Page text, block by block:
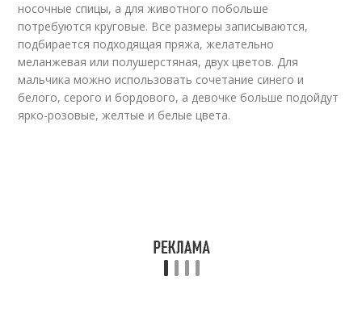
носочные спицы, а для животного побольше
потребуются круговые. Все размеры записываются,
подбирается подходящая пряжа, желательно
меланжевая или полушерстяная, двух цветов. Для
мальчика можно использовать сочетание синего и
белого, серого и бордового, а девочке больше подойдут
ярко-розовые, желтые и белые цвета.